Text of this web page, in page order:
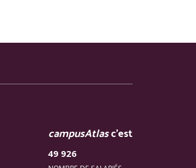
campusAtlasc'est
49 926